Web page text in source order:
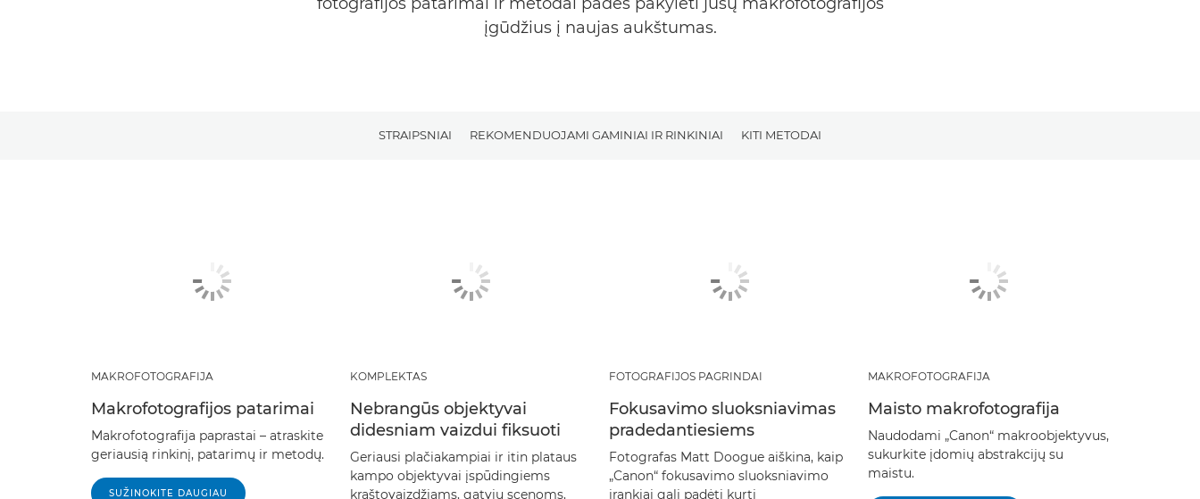
įgūdžius į naujas aukštumas.
STRAIPSNIAI REKOMENDUOJAMI GAMINIAI IR RINKINIAI KITI METODAI
MAKROFOTOGRAFIJA
Makrofotografijos patarimai
Makrofotografija paprastai – atraskite
geriausią rinkinį, patarimų ir metodų.
SUŽINOKITE DAUGIAU
KOMPLEKTAS
Nebrangūs objektyvai
didesniam vaizdui fiksuoti
Geriausi plačiakampiai ir itin plataus
kampo objektyvai įspūdingiems
kraštovaizdžiams, gatvių scenoms,
FOTOGRAFIJOS PAGRINDAI
Fokusavimo sluoksniavimas
pradedantiesiems
Fotografas Matt Doogue aiškina, kaip
„Canon“ fokusavimo sluoksniavimo
įrankiai gali padėti kurti
MAKROFOTOGRAFIJA
Maisto makrofotografija
Naudodami „Canon“ makroobjektyvus,
sukurkite įdomių abstrakcijų su
maistu.